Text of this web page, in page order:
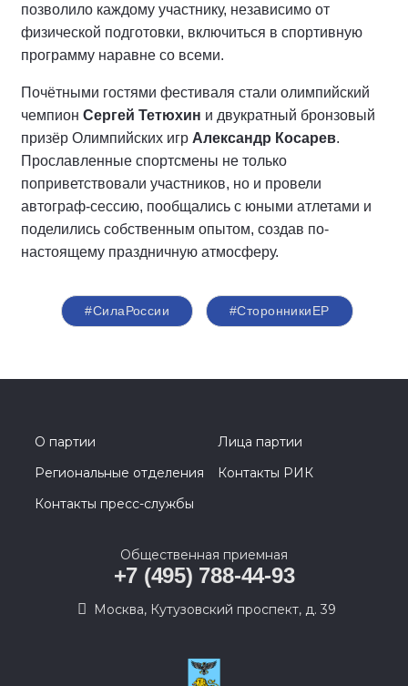
позволило каждому участнику, независимо от
физической подготовки, включиться в спортивную
программу наравне со всеми.
Почётными гостями фестиваля стали олимпийский
чемпион Сергей Тетюхин и двукратный бронзовый
призёр Олимпийских игр Александр Косарев.
Прославленные спортсмены не только
поприветствовали участников, но и провели
автограф-сессию, пообщались с юными атлетами и
поделились собственным опытом, создав по-
настоящему праздничную атмосферу.
#СилаРоссии #СторонникиЕР
О партии
Лица партии
Региональные отделения
Контакты РИК
Контакты пресс-службы
Общественная приемная
+7 (495) 788-44-93
Москва, Кутузовский проспект, д. 39